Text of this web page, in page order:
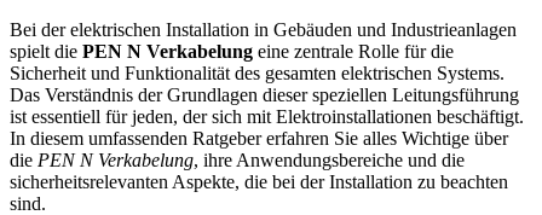
Bei der elektrischen Installation in Gebäuden und Industrieanlagen
spielt die PEN N Verkabelung eine zentrale Rolle für die
Sicherheit und Funktionalität des gesamten elektrischen Systems.
Das Verständnis der Grundlagen dieser speziellen Leitungsführung
ist essentiell für jeden, der sich mit Elektroinstallationen beschäftigt.
In diesem umfassenden Ratgeber erfahren Sie alles Wichtige über
die PEN N Verkabelung, ihre Anwendungsbereiche und die
sicherheitsrelevanten Aspekte, die bei der Installation zu beachten
sind.